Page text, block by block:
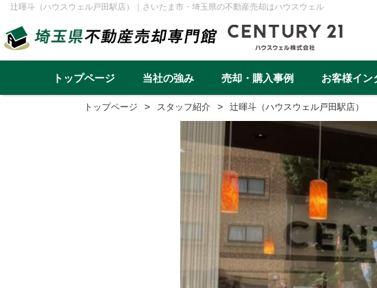
辻暉斗（ハウスウェル戸田駅店）｜さいたま市・埼玉県の不動産売却はハウスウェル
トップページ 当社の強み
早く高く売るための売却戦略
売却・購入事例
不動産購入事例一覧
土地 一棟アパート 一棟
越谷市 川口市 上尾市
お客様イン
再建築不可 リースバック
介護・老後資金 任意売却
スタッフ
トップページ スタッフ紹介 辻暉斗（ハウスウェル戸田駅店）